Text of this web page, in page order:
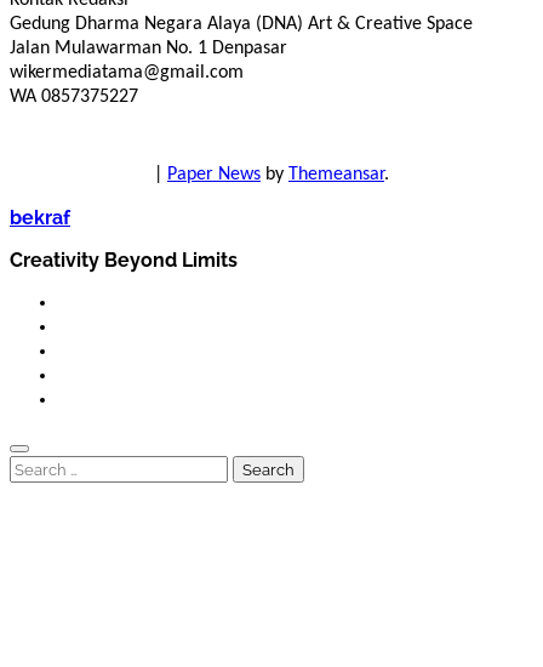
Gedung Dharma Negara Alaya (DNA) Art & Creative Space
Jalan Mulawarman No. 1 Denpasar
wikermediatama@gmail.com
WA 0857375227
Paper News by Themeansar.
bekraf
Creativity Beyond Limits
Search